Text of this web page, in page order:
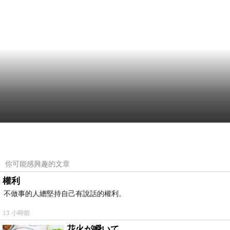
你可能感興趣的文章
權利
不做事的人總堅持自己有說話的權利。
13 小時前